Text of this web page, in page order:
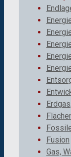
Fusion
Gas,